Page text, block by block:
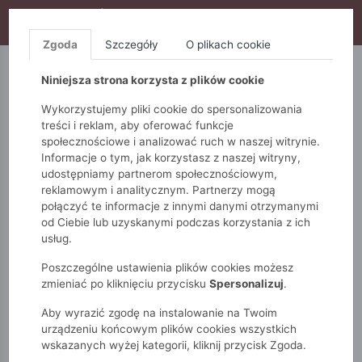
S10), DODATKOWE 15% ZA 3SZT (KOD: S15)
5.10.15. QUIOSQUE
Monnari Dodatki
DODATKI
Dodatki to elementy ubioru, które potrafią nadać stylizacji wyjątkowego
charakteru. Nie bez powodu mówi się, że „diabeł tkwi w szczegółach”.
Dodatki, jakie przygotowaliśmy dla Ciebie, obejmują cały zestaw
Zgoda Szczegóły O plikach cookie
Niniejsza strona korzysta z plików cookie
Wykorzystujemy pliki cookie do spersonalizowania
treści i reklam, aby oferować funkcje
społecznościowe i analizować ruch w naszej witrynie.
Informacje o tym, jak korzystasz z naszej witryny,
udostępniamy partnerom społecznościowym,
reklamowym i analitycznym. Partnerzy mogą
połączyć te informacje z innymi danymi otrzymanymi
od Ciebie lub uzyskanymi podczas korzystania z ich
usług.
Poszczególne ustawienia plików cookies możesz
zmieniać po kliknięciu przycisku Spersonalizuj.
Aby wyrazić zgodę na instalowanie na Twoim
urządzeniu końcowym plików cookies wszystkich
wskazanych wyżej kategorii, kliknij przycisk Zgoda.